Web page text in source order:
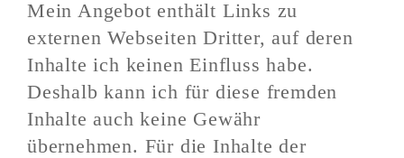
Mein Angebot enthält Links zu
externen Webseiten Dritter, auf deren
Inhalte ich keinen Einfluss habe.
Deshalb kann ich für diese fremden
Inhalte auch keine Gewähr
übernehmen. Für die Inhalte der